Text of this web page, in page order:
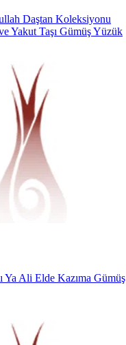
Daştan Koleksiyonu
Yakut Taşı Gümüş Yüzük
Ya Ali Elde Kazıma Gümüş